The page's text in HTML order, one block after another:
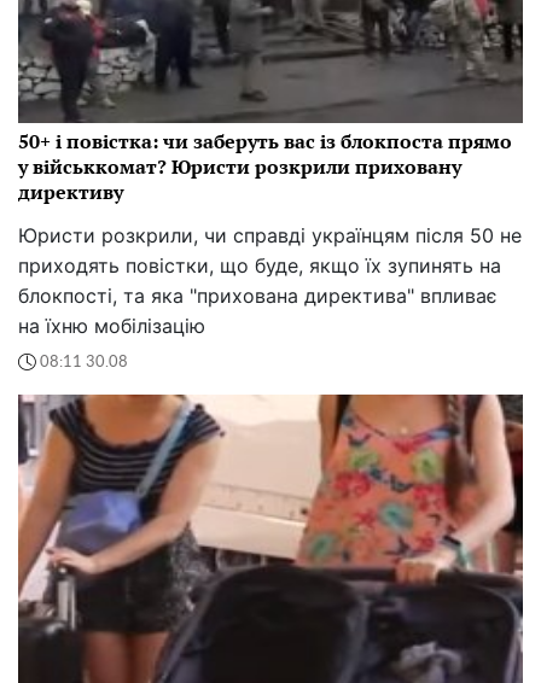
50+ і повістка: чи заберуть вас із блокпоста прямо
у військкомат? Юристи розкрили приховану
директиву
Юристи розкрили, чи справді українцям після 50 не
приходять повістки, що буде, якщо їх зупинять на
блокпості, та яка "прихована директива" впливає
на їхню мобілізацію
08:11 30.08